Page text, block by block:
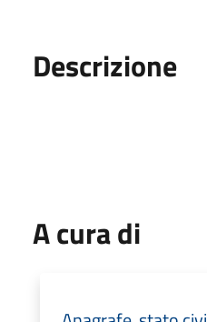
Descrizione
A cura di